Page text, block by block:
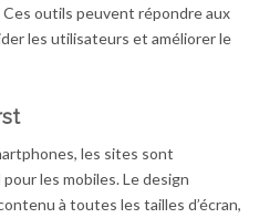
outils peuvent répondre aux
les utilisateurs et améliorer le
les sites sont
les mobiles. Le design
à toutes les tailles d’écran,